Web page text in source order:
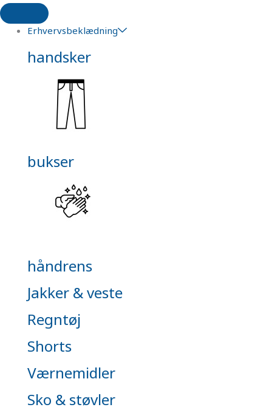
Erhvervsbeklædning
handsker
bukser
håndrens
Jakker & veste
Regntøj
Shorts
Værnemidler
Sko & støvler